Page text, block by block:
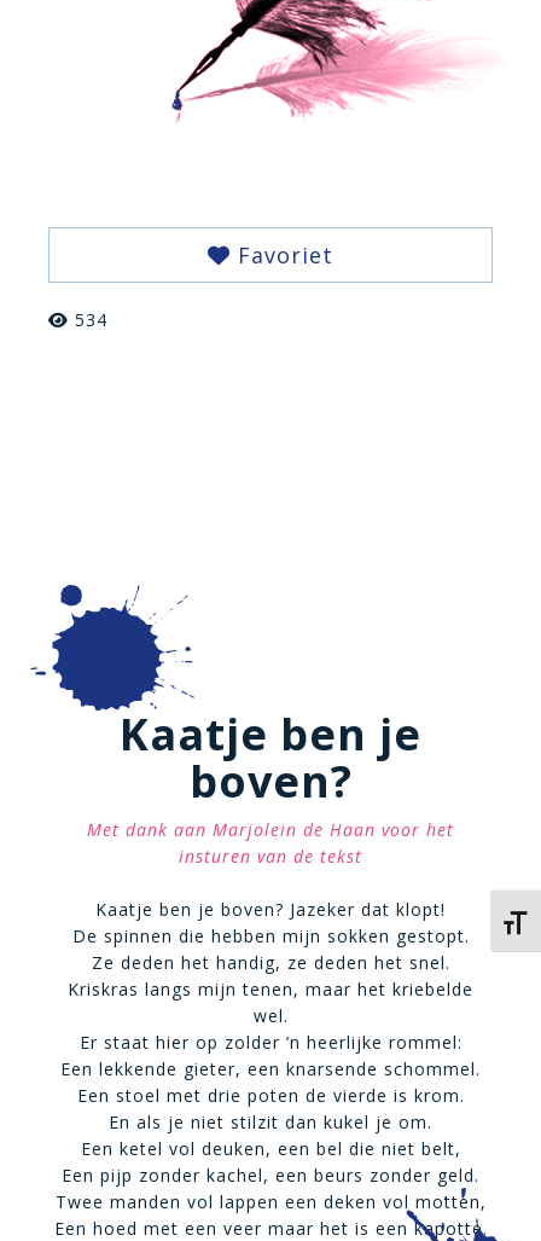
Favoriet
534
Kaatje ben je
boven?
Met dank aan Marjolein de Haan voor het
insturen van de tekst
Kaatje ben je boven? Jazeker dat klopt!
De spinnen die hebben mijn sokken gestopt.
Ze deden het handig, ze deden het snel.
Kriskras langs mijn tenen, maar het kriebelde
wel.
Er staat hier op zolder ’n heerlijke rommel:
Een lekkende gieter, een knarsende schommel.
Een stoel met drie poten de vierde is krom.
En als je niet stilzit dan kukel je om.
Een ketel vol deuken, een bel die niet belt,
Een pijp zonder kachel, een beurs zonder geld.
Twee manden vol lappen een deken vol motten,
Een hoed met een veer maar het is een kapotte.